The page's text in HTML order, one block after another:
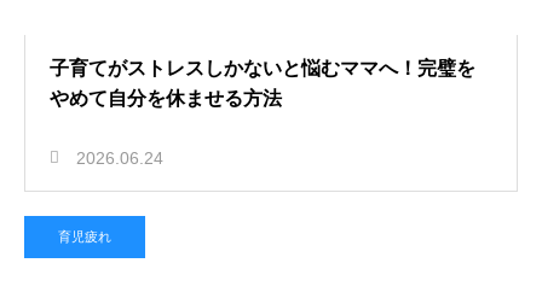
子育てがストレスしかないと悩むママへ！完璧を
やめて自分を休ませる方法
2026.06.24
育児疲れ